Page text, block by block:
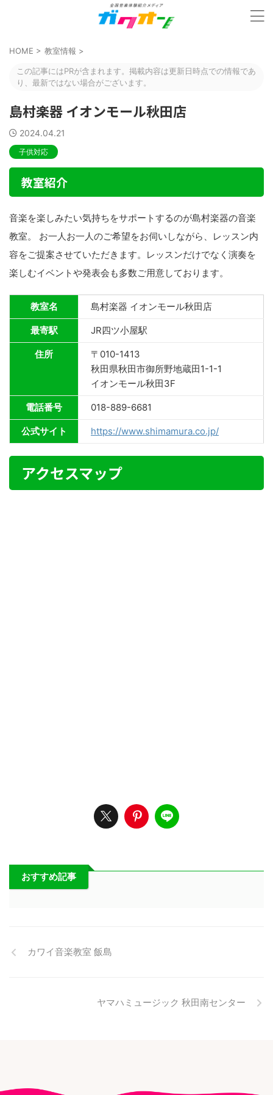
HOME > 教室情報 >
この記事にはPRが含まれます。掲載内容は更新日時点での情報であ
り、最新ではない場合がございます。
島村楽器 イオンモール秋田店
2024.04.21
子供対応
教室紹介
音楽を楽しみたい気持ちをサポートするのが島村楽器の音楽
教室。 お一人お一人のご希望をお伺いしながら、レッスン内
容をご提案させていただきます。レッスンだけでなく演奏を
楽しむイベントや発表会も多数ご用意しております。
教室名 島村楽器 イオンモール秋田店
最寄駅 JR四ツ小屋駅
住所
〒010-1413
秋田県秋田市御所野地蔵田1-1-1
イオンモール秋田3F
電話番号 018-889-6681
公式サイト https://www.shimamura.co.jp/
アクセスマップ
おすすめ記事
カワイ音楽教室 飯島
ヤマハミュージック 秋田南センター